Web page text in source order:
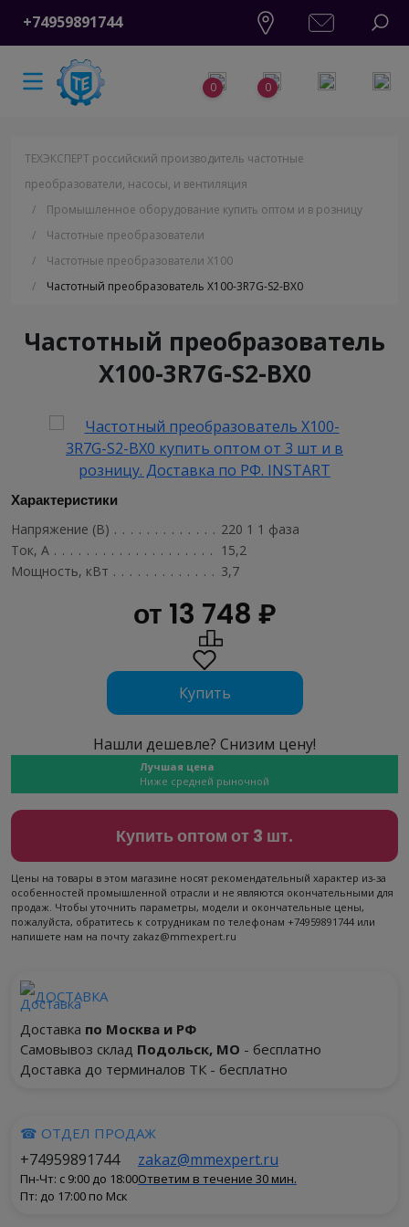
+74959891744
0 0
ТЕХЭКСПЕРТ российский производитель частотные
преобразователи, насосы, и вентиляция
/
Промышленное оборудование купить оптом и в розницу
/
Частотные преобразователи
/
Частотные преобразователи Х100
/
Частотный преобразователь X100-3R7G-S2-BX0
Частотный преобразователь
X100-3R7G-S2-BX0
Характеристики
Мощность, кВт 3,7
Напряжение (В)
220 1 1 фаза
Ток, А
15,2
от 13 748 ₽
Купить
Нашли дешевле? Снизим цену!
Лучшая цена
Ниже средней рыночной
Купить оптом от 3 шт.
Цены на товары в этом магазине носят рекомендательный характер из-за
особенностей промышленной отрасли и не являются окончательными для
продаж. Чтобы уточнить параметры, модели и окончательные цены,
пожалуйста, обратитесь к сотрудникам по телефонам +74959891744 или
напишете нам на почту zakaz@mmexpert.ru
ДОСТАВКА
Доставка по Москва и РФ
Самовывоз склад Подольск, МО - бесплатно
Доставка до терминалов ТК - бесплатно
☎ ОТДЕЛ ПРОДАЖ
+74959891744
Пн-Чт: с 9:00 до 18:00
Пт: до 17:00 по Мск
zakaz@mmexpert.ru
Ответим в течение 30 мин.